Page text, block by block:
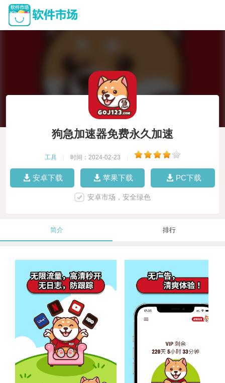
狗急加速器免费永久加速
工具 时间：2024-02-23
安卓下载 苹果下载 PC下载
安卓市场，安全绿色
简介 排行